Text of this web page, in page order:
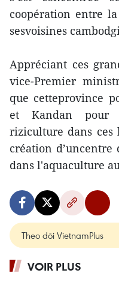
coopération entre
sesvoisines
Appréciant ces
vice-Premier
que cetteprovince
et Kandan pour
riziculture dans
création
dans l'aquaculture
Theo dõi VietnamPlus
VOIR PLUS